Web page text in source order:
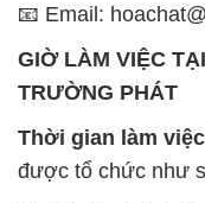
📧 Email:
GIỜ LÀM VIỆC
TRƯỜNG PHÁT
Thời gian làm việc
được tổ chức như